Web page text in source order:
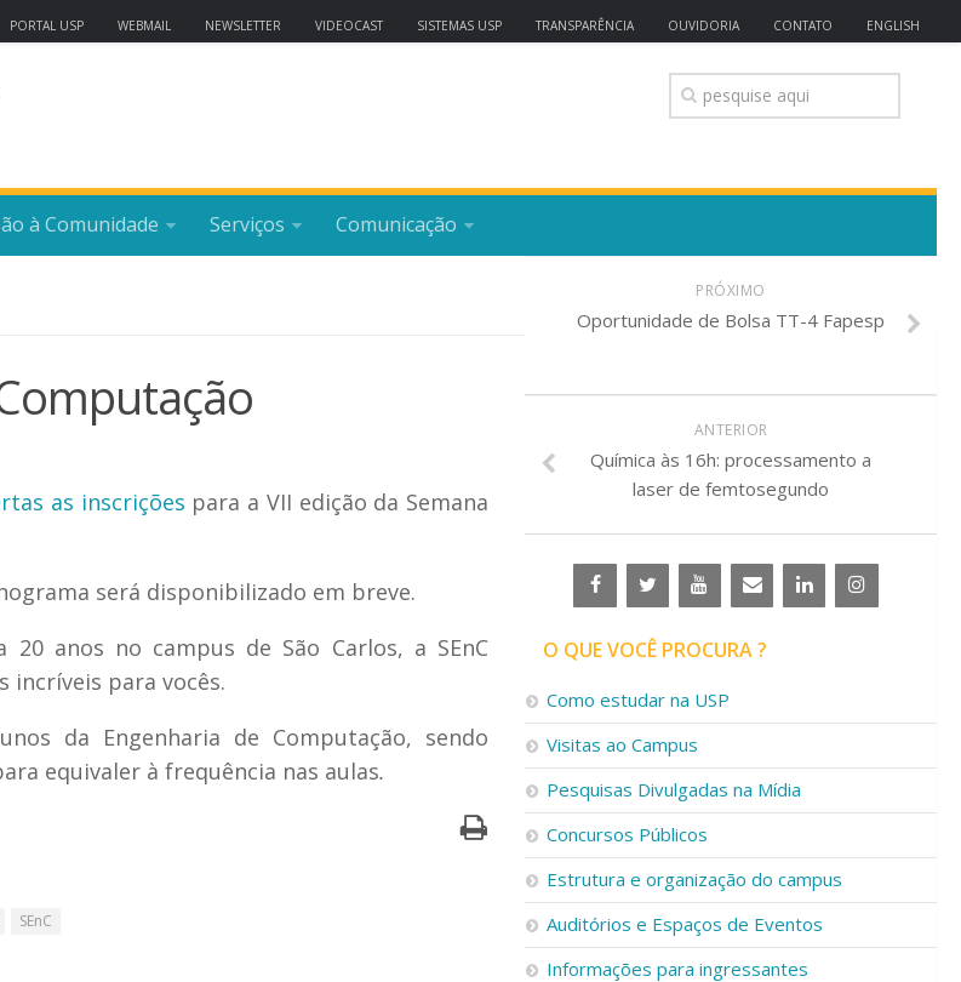
PORTAL USP WEBMAIL NEWSLETTER VIDEOCAST SISTEMAS USP TRANSPARÊNCIA OUVIDORIA CONTATO ENGLISH
à Comunidade Serviços Comunicação
as inscrições para a VII edição da Semana
será disponibilizado em breve.
anos no campus de São Carlos, a SEnC
incríveis para vocês.
da Engenharia de Computação, sendo
equivaler à frequência nas aulas.
SEnC
PRÓXIMO
Oportunidade de Bolsa TT-4 Fapesp
ANTERIOR
Química às 16h: processamento a
laser de femtosegundo
O QUE VOCÊ PROCURA ?
Como estudar na USP
Visitas ao Campus
Pesquisas Divulgadas na Mídia
Concursos Públicos
Estrutura e organização do campus
Auditórios e Espaços de Eventos
Informações para ingressantes